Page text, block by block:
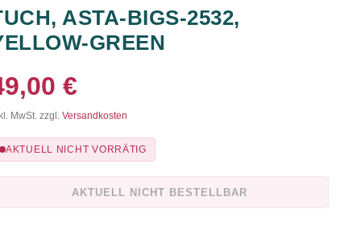
ASTA-BIGS-2532,
GREEN
€
MwSt. zzgl. Versandkosten
AKTUELL NICHT VORRÄTIG
AKTUELL NICHT BESTELLBAR